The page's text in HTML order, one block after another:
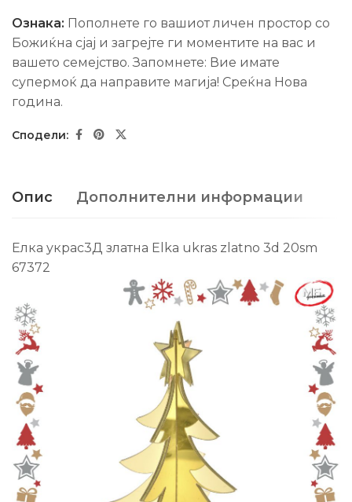
Ознака: Пополнете го вашиот личен простор со
Божиќна сјај и загрејте ги моментите на вас и
вашето семејство. Запомнете: Вие имате
супермоќ да направите магија! Среќна Нова
гoдина.
Опис Дополнителни информации
Елка украс3Д златна Elka ukras zlatno 3d 20sm
67372